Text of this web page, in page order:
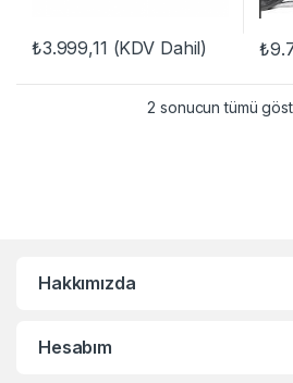
₺3.999,11 (KDV Dahil) ₺
2 sonucun tümü
Hakkımızda
Hesabım